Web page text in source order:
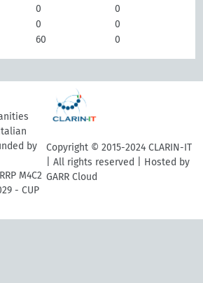
0
0
0
0
60 0
by
M4C2
- CUP
Copyright © 2015-2024 CLARIN-IT
| All rights reserved | Hosted by
GARR Cloud